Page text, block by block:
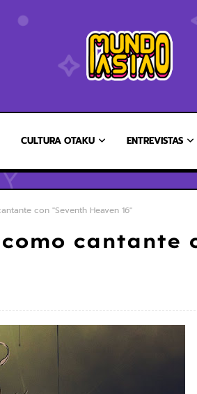
CULTURA OTAKU ENTREVISTAS
con "Seventh Heaven 16"
cantante